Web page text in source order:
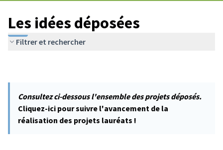
Les idées déposées
Filtrer et rechercher
Consultez ci-dessous l'ensemble des projets déposés.
Cliquez-ici pour suivre l'avancement de la
réalisation des projets lauréats !